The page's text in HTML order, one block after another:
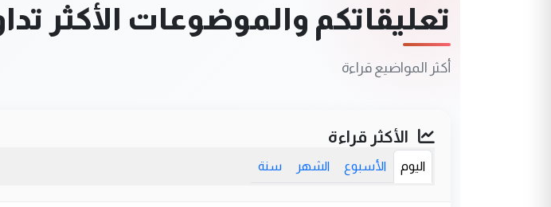
تعليقاتكم والموضوعات الأكثر
أكثر المواضيع قراءة
الأكثر قراءة
اليوم الأسبوع الشهر سنة